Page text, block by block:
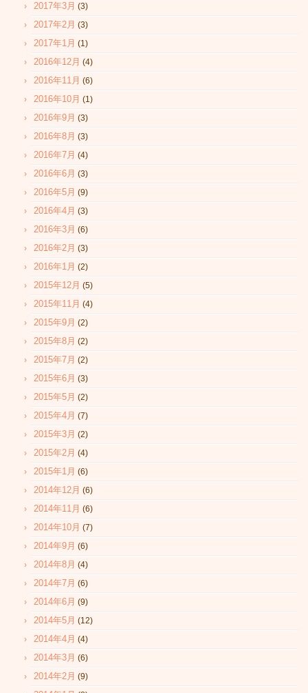
2017年3月 (3)
2017年2月 (3)
2017年1月 (1)
2016年12月 (4)
2016年11月 (6)
2016年10月 (1)
2016年9月 (3)
2016年8月 (3)
2016年7月 (4)
2016年6月 (3)
2016年5月 (9)
2016年4月 (3)
2016年3月 (6)
2016年2月 (3)
2016年1月 (2)
2015年12月 (5)
2015年11月 (4)
2015年9月 (2)
2015年8月 (2)
2015年7月 (2)
2015年6月 (3)
2015年5月 (2)
2015年4月 (7)
2015年3月 (2)
2015年2月 (4)
2015年1月 (6)
2014年12月 (6)
2014年11月 (6)
2014年10月 (7)
2014年9月 (6)
2014年8月 (4)
2014年7月 (6)
2014年6月 (9)
2014年5月 (12)
2014年4月 (4)
2014年3月 (6)
2014年2月 (9)